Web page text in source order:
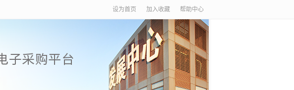
设为首页 加入收藏 帮助中心